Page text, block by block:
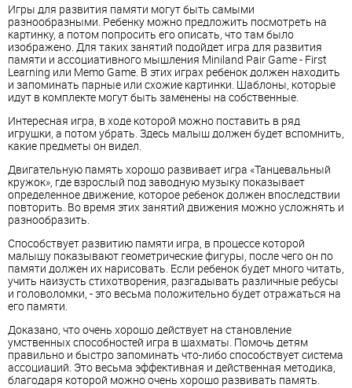
Игры для развития памяти могут быть самыми
разнообразными. Ребенку можно предложить посмотреть на
картинку, а потом попросить его описать, что там было
изображено. Для таких занятий подойдет игра для развития
памяти и ассоциативного мышления Miniland Pair Game - First
Learning или Memo Game. В этих играх ребенок должен находить
и запоминать парные или схожие картинки. Шаблоны, которые
идут в комплекте могут быть заменены на собственные.
Интересная игра, в ходе которой можно поставить в ряд
игрушки, а потом убрать. Здесь малыш должен будет вспомнить,
какие предметы он видел.
Двигательную память хорошо развивает игра «Танцевальный
кружок», где взрослый под заводную музыку показывает
определенное движение, которое ребенок должен впоследствии
повторить. Во время этих занятий движения можно усложнять и
разнообразить.
Способствует развитию памяти игра, в процессе которой
малышу показывают геометрические фигуры, после чего он по
памяти должен их нарисовать. Если ребенок будет много читать,
учить наизусть стихотворения, разгадывать различные ребусы
и головоломки, - это весьма положительно будет отражаться на
его памяти.
Доказано, что очень хорошо действует на становление
умственных способностей игра в шахматы. Помочь детям
правильно и быстро запоминать что-либо способствует система
ассоциаций. Это весьма эффективная и действенная методика,
благодаря которой можно очень хорошо развивать память.